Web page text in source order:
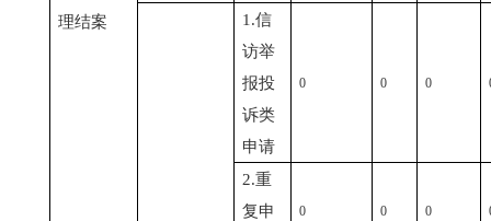
理结案
1.信
访举
报投
诉类
申请
0 0 0
2.重
复申
0 0 0